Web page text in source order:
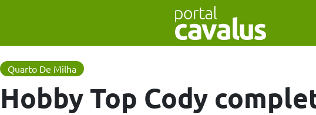
Quarto De Milha
Hobby Top Cody